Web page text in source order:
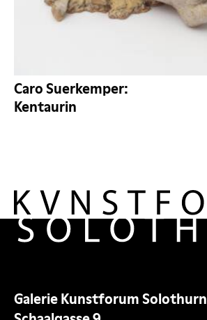
Caro Suerkemper:
Kentaurin
Galerie Kunstforum Solothurn